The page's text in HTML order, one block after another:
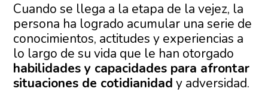
Cuando se llega a la etapa de la vejez, la
persona ha logrado acumular una serie de
conocimientos, actitudes y experiencias a
lo largo de su vida que le han otorgado
habilidades y capacidades para afrontar
situaciones de cotidianidad y adversidad.